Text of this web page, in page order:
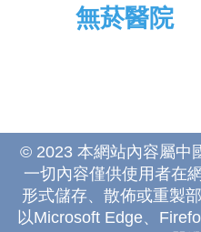
無菸醫院
© 2023 本網站內容屬中
一切內容僅供使用者在
形式儲存、散佈或重製
以Microsoft Edge、